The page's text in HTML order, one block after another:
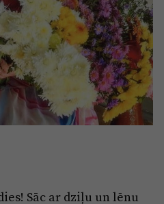
Sāc ar dziļu un lēnu